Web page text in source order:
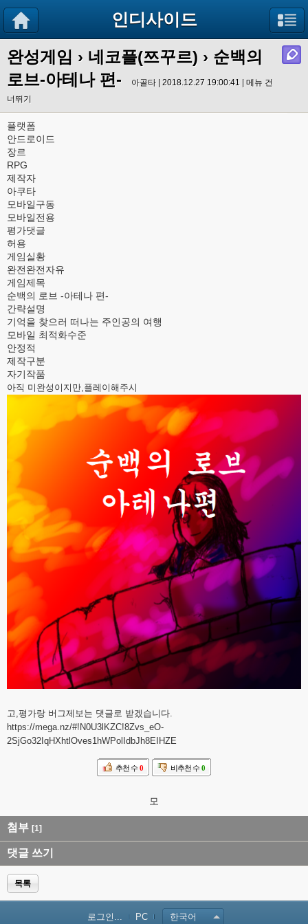
인디사이드
완성게임 › 네코플(쯔꾸르) › 순백의
로브-아테나 편-
아골타 | 2018.12.27 19:00:41 | 메뉴 건
너뛰기
플랫폼
안드로이드
장르
RPG
제작자
아쿠타
모바일구동
모바일전용
평가댓글
허용
게임실황
완전완전자유
게임제목
순백의 로브 -아테나 편-
간략설명
기억을 찾으러 떠나는 주인공의 여행
모바일 최적화수준
안정적
제작구분
자기작품
아직 미완성이지만,플레이해주시
고,평가랑 버그제보는 댓글로 받겠습니다.
https://mega.nz/#!N0U3lKZC!8Zvs_eO-
2SjGo32IqHXhtlOves1hWPolIdbJh8EIHZE
추천 수 0 비추천 수 0
모
첨부 [1]
댓글 쓰기
목록
로그인... PC 한국어